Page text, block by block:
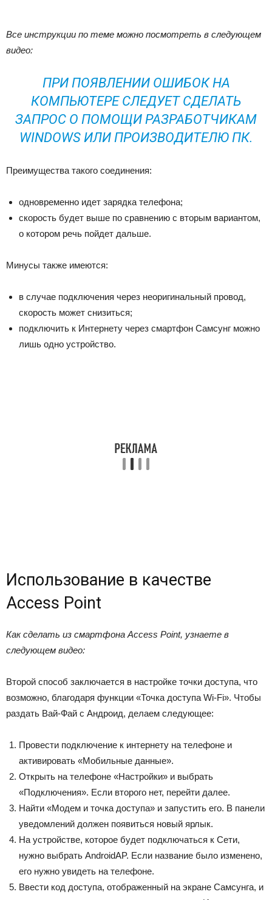
Все инструкции по теме можно посмотреть в следующем
видео:
ПРИ ПОЯВЛЕНИИ ОШИБОК НА
КОМПЬЮТЕРЕ СЛЕДУЕТ СДЕЛАТЬ
ЗАПРОС О ПОМОЩИ РАЗРАБОТЧИКАМ
WINDOWS ИЛИ ПРОИЗВОДИТЕЛЮ ПК.
Преимущества такого соединения:
одновременно идет зарядка телефона;
скорость будет выше по сравнению с вторым вариантом,
о котором речь пойдет дальше.
Минусы также имеются:
в случае подключения через неоригинальный провод,
скорость может снизиться;
подключить к Интернету через смартфон Самсунг можно
лишь одно устройство.
Использование в качестве
Access Point
Как сделать из смартфона Access Point, узнаете в
следующем видео:
Второй способ заключается в настройке точки доступа, что
возможно, благодаря функции «Точка доступа Wi-Fi». Чтобы
раздать Вай-Фай с Андроид, делаем следующее:
Провести подключение к интернету на телефоне и
активировать «Мобильные данные».
Открыть на телефоне «Настройки» и выбрать
«Подключения». Если второго нет, перейти далее.
Найти «Модем и точка доступа» и запустить его. В панели
уведомлений должен появиться новый ярлык.
На устройстве, которое будет подключаться к Сети,
нужно выбрать AndroidAP. Если название было изменено,
его нужно увидеть на телефоне.
Ввести код доступа, отображенный на экране Самсунга, и